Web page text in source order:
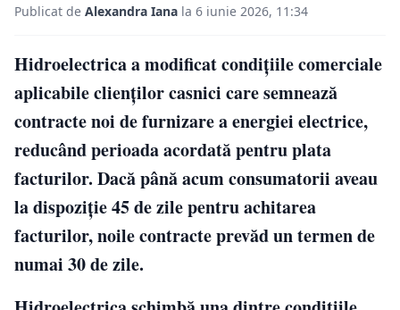
Publicat de Alexandra Iana la 6 iunie 2026, 11:34
Hidroelectrica a modificat condițiile comerciale
aplicabile clienților casnici care semnează
contracte noi de furnizare a energiei electrice,
reducând perioada acordată pentru plata
facturilor. Dacă până acum consumatorii aveau
la dispoziție 45 de zile pentru achitarea
facturilor, noile contracte prevăd un termen de
numai 30 de zile.